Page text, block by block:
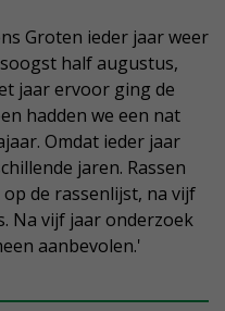
Groten ieder jaar weer
half augustus,
jaar ervoor ging de
hadden we een nat
Omdat ieder jaar
jaren. Rassen
de rassenlijst, na vijf
Na vijf jaar onderzoek
aanbevolen.'